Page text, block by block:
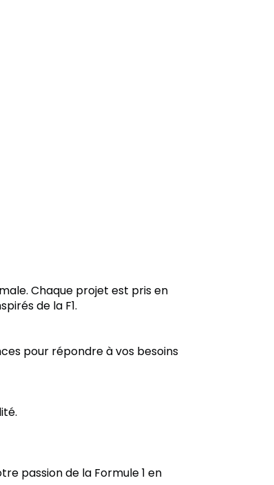
Chaque projet est pris en
de la F1.
pour répondre à vos besoins
passion de la Formule 1 en